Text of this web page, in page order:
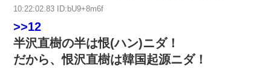
10:22:02.83 ID:bU9+8m6f
>>12
半沢直樹の半は恨(ハン)ニダ！
だから、恨沢直樹は韓国起源ニダ！